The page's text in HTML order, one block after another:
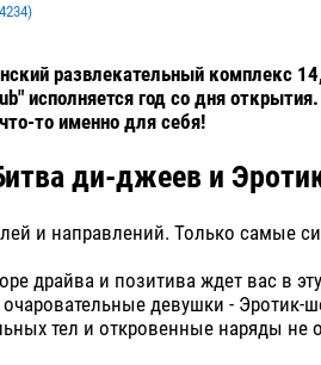
)
развлекательный комплекс
исполняется год со дня
то именно для себя!
ди-джеев и
и направлений. Только самые
драйва и позитива ждет вас в
девушки - Эротик-
тел и откровенные наряды